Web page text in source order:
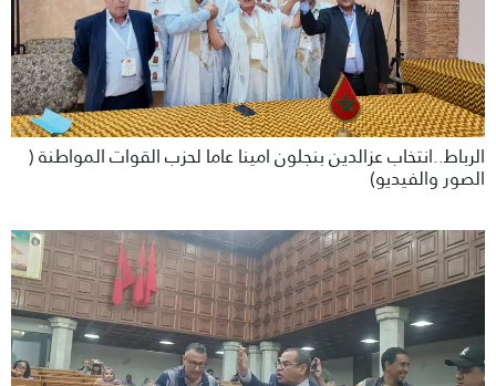
الرباط..انتخاب عزالدين بنجلون امينا عاما لحزب القوات المواطنة (
الصور والفيديو)